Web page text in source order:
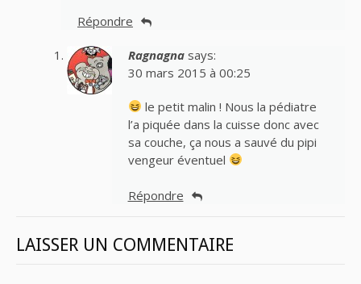
Répondre
Ragnagna says:
30 mars 2015 à 00:25
le petit malin ! Nous la pédiatre
l’a piquée dans la cuisse donc avec
sa couche, ça nous a sauvé du pipi
vengeur éventuel
Répondre
LAISSER UN COMMENTAIRE